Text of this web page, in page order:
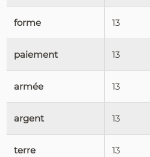
forme 13
paiement 13
armée 13
argent 13
terre 13